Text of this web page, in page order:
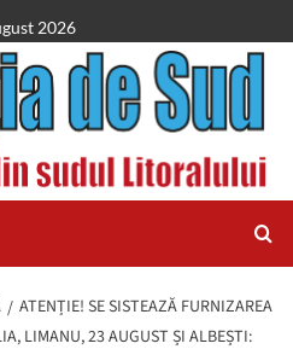
2026
ATENȚIE! SE SISTEAZĂ FURNIZAREA
LIMANU, 23 AUGUST ȘI ALBEȘTI: